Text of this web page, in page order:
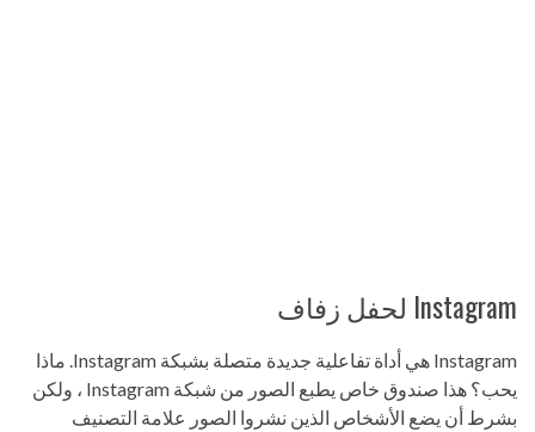
Instagram لحفل زفاف
Instagram هي أداة تفاعلية جديدة متصلة بشبكة Instagram. ماذا
يحب؟ هذا صندوق خاص يطبع الصور من شبكة Instagram ، ولكن
بشرط أن يضع الأشخاص الذين نشروا الصور علامة التصنيف